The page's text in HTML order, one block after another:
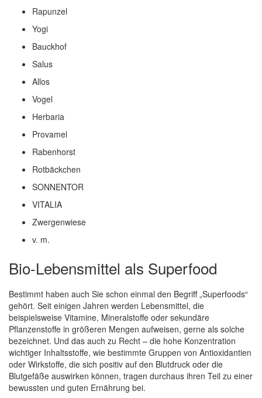
Rapunzel
Yogi
Bauckhof
Salus
Allos
Vogel
Herbaria
Provamel
Rabenhorst
Rotbäckchen
SONNENTOR
VITALIA
Zwergenwiese
v. m.
Bio-Lebensmittel als Superfood
Bestimmt haben auch Sie schon einmal den Begriff „Superfoods“
gehört. Seit einigen Jahren werden Lebensmittel, die
beispielsweise Vitamine, Mineralstoffe oder sekundäre
Pflanzenstoffe in größeren Mengen aufweisen, gerne als solche
bezeichnet. Und das auch zu Recht – die hohe Konzentration
wichtiger Inhaltsstoffe, wie bestimmte Gruppen von Antioxidantien
oder Wirkstoffe, die sich positiv auf den Blutdruck oder die
Blutgefäße auswirken können, tragen durchaus ihren Teil zu einer
bewussten und guten Ernährung bei.